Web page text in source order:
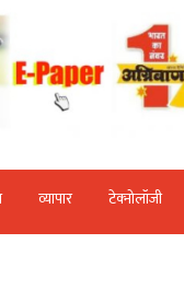
व्‍यापार टेक्‍नोलॉजी